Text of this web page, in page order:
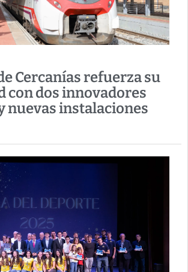
Cercanías refuerza su
con dos innovadores
nuevas instalaciones